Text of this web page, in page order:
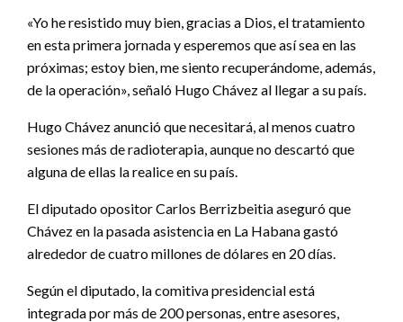
«Yo he resistido muy bien, gracias a Dios, el tratamiento
en esta primera jornada y esperemos que así sea en las
próximas; estoy bien, me siento recuperándome, además,
de la operación», señaló Hugo Chávez al llegar a su país.
Hugo Chávez anunció que necesitará, al menos cuatro
sesiones más de radioterapia, aunque no descartó que
alguna de ellas la realice en su país.
El diputado opositor Carlos Berrizbeitia aseguró que
Chávez en la pasada asistencia en La Habana gastó
alrededor de cuatro millones de dólares en 20 días.
Según el diputado, la comitiva presidencial está
integrada por más de 200 personas, entre asesores,